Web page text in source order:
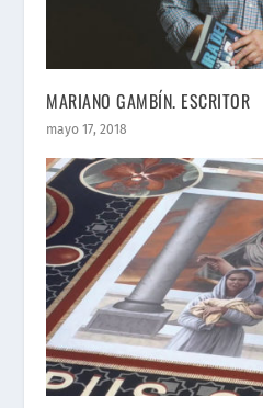
MARIANO GAMBÍN. ESCRITOR
mayo 17, 2018